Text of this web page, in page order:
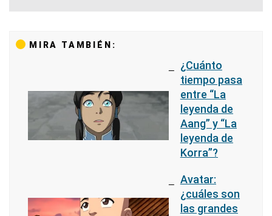
MIRA TAMBIÉN:
¿Cuánto
tiempo pasa
entre “La
leyenda de
Aang” y “La
leyenda de
Korra”?
Avatar:
¿cuáles son
las grandes